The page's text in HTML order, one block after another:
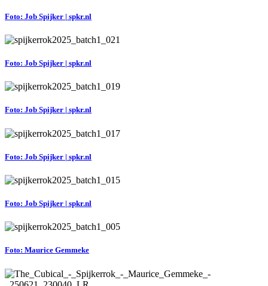
Foto: Job Spijker | spkr.nl
Foto: Job Spijker | spkr.nl
Foto: Job Spijker | spkr.nl
Foto: Job Spijker | spkr.nl
Foto: Job Spijker | spkr.nl
Foto: Maurice Gemmeke